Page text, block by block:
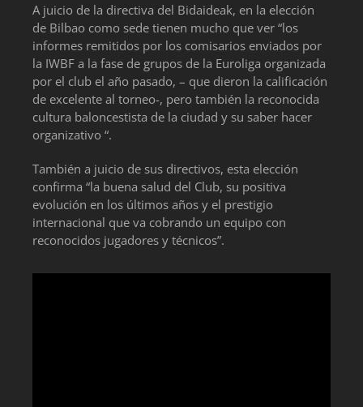
A juicio de la directiva del Bidaideak, en la elección
de Bilbao como sede tienen mucho que ver “los
informes remitidos por los comisarios enviados por
la IWBF a la fase de grupos de la Euroliga organizada
por el club el año pasado, – que dieron la calificación
de excelente al torneo-, pero también la reconocida
cultura baloncestista de la ciudad y su saber hacer
organizativo “.
También a juicio de sus directivos, esta elección
confirma “la buena salud del Club, su positiva
evolución en los últimos años y el prestigio
internacional que va cobrando un equipo con
reconocidos jugadores y técnicos”.